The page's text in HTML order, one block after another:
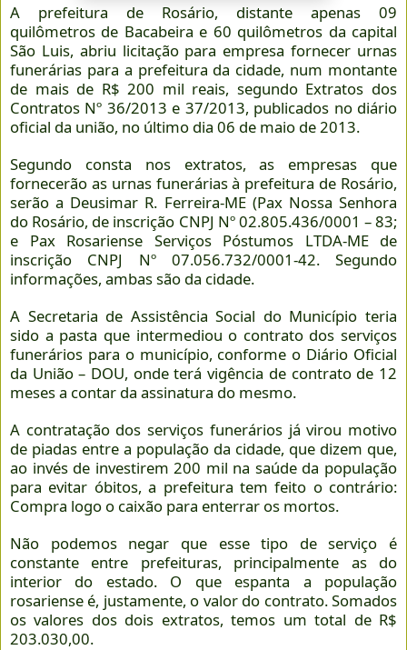
A prefeitura de Rosário, distante apenas 09
quilômetros de Bacabeira e 60 quilômetros da capital
São Luis, abriu licitação para empresa fornecer urnas
funerárias para a prefeitura da cidade, num montante
de mais de R$ 200 mil reais, segundo Extratos dos
Contratos Nº 36/2013 e 37/2013, publicados no diário
oficial da união, no último dia 06 de maio de 2013.
Segundo consta nos extratos, as empresas que
fornecerão as urnas funerárias à prefeitura de Rosário,
serão a Deusimar R. Ferreira-ME (Pax Nossa Senhora
do Rosário, de inscrição CNPJ Nº 02.805.436/0001 – 83;
e Pax Rosariense Serviços Póstumos LTDA-ME de
inscrição CNPJ Nº 07.056.732/0001-42. Segundo
informações, ambas são da cidade.
A Secretaria de Assistência Social do Município teria
sido a pasta que intermediou o contrato dos serviços
funerários para o município, conforme o Diário Oficial
da União – DOU, onde terá vigência de contrato de 12
meses a contar da assinatura do mesmo.
A contratação dos serviços funerários já virou motivo
de piadas entre a população da cidade, que dizem que,
ao invés de investirem 200 mil na saúde da população
para evitar óbitos, a prefeitura tem feito o contrário:
Compra logo o caixão para enterrar os mortos.
Não podemos negar que esse tipo de serviço é
constante entre prefeituras, principalmente as do
interior do estado. O que espanta a população
rosariense é, justamente, o valor do contrato. Somados
os valores dos dois extratos, temos um total de R$
203.030,00.